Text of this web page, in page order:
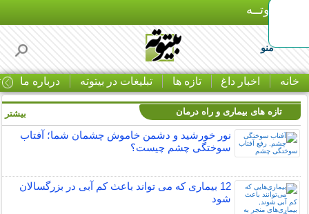
بـیتوتــه
منو
خانه اخبار داغ تازه ها تبلیغات در بیتوته درباره ما
تازه های بیماری و راه درمان
نور خورشید و دشمن خاموش چشمان شما؛ آفتاب
سوختگی چشم چیست؟
12 بیماری که می تواند باعث کم آبی در بزرگسالان
شود
بیشتر